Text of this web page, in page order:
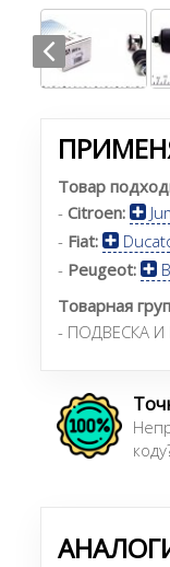
Товар
- Citroen:
- Fiat:
- Peugeot:
Товарная
- ПОДВЕСКА И